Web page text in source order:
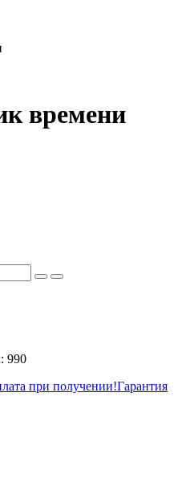
времени
990
при получении!Гарантия